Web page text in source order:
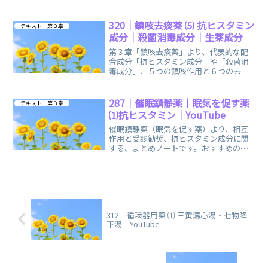
テキスト 第３章
320｜鎮咳去痰薬 ⑸ 抗ヒスタミン
成分｜殺菌消毒成分｜生薬成分
第３章「鎮咳去痰薬」より、代表的な配
合成分「抗ヒスタミン成分」や「殺菌消
毒成分」、５つの鎮咳作用と６つの去痰
テキスト 第３章
287｜催眠鎮静薬｜眠気を促す薬
⑴抗ヒスタミン｜YouTube
催眠鎮静薬（眠気を促す薬）より、相互
作用と受診勧奨、抗ヒスタミン成分に関
する、まとめノートです。おすすめの
312｜循環器用薬 ⑴ 三黄瀉心湯・七物降
下湯｜YouTube